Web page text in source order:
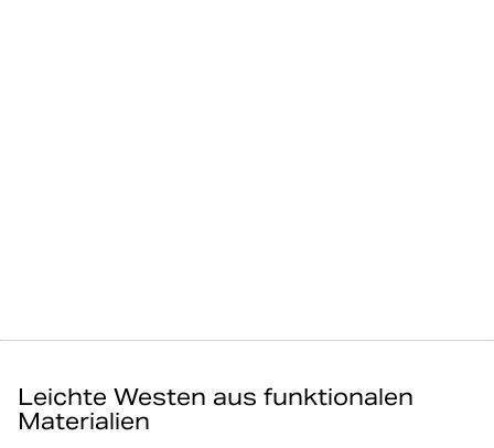
Leichte Westen aus funktionalen
Materialien